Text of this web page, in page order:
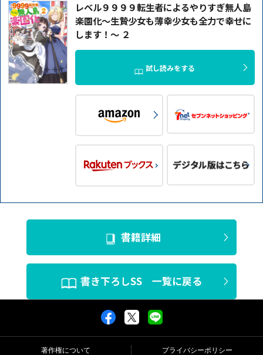
レベル９９９９転生者によるやりすぎ無人島
楽園化～生贄少女も薄幸少女も全力で幸せに
します！～ ２
試し読みをする
書籍詳細
書き下ろしSS 一覧に戻る
著作権について プライバシーポリシー